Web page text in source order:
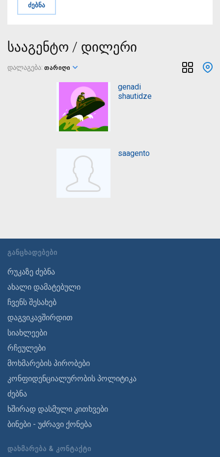
სააგენტო / დილერი
დალაგება: ᲗᲐᲠᲘᲦᲘ
genadi
shautidze
saagento
ᲒᲐᲜᲪᲮᲐᲓᲔᲑᲔᲑᲘ
რუკაზე ძებნა
ახალი დამატებული
ჩვენს შესახებ
დაგვიკავშირდით
სიახლეები
რჩეულები
მოხმარების პირობები
კონფიდენციალურობის პოლიტიკა
ძებნა
ხშირად დასმული კითხვები
ბინები - უძრავი ქონება
ᲓᲐᲮᲛᲐᲠᲔᲑᲐ & ᲙᲝᲜᲢᲐᲥᲢᲘ